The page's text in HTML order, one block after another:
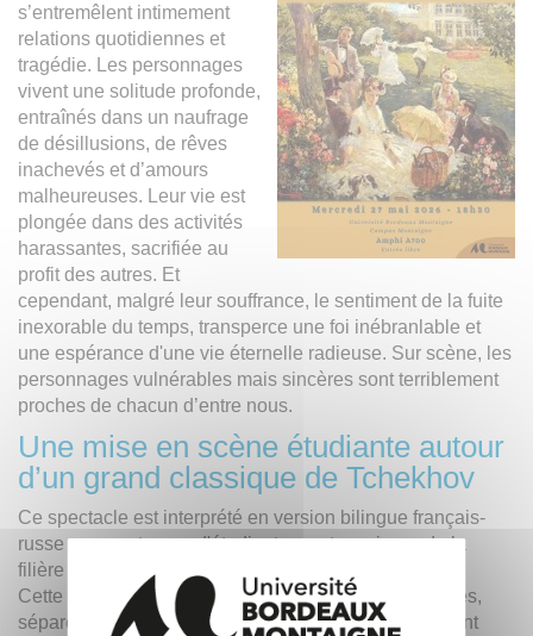
s’entremêlent intimement
relations quotidiennes et
tragédie. Les personnages
vivent une solitude profonde,
entraînés dans un naufrage
de désillusions, de rêves
inachevés et d’amours
malheureuses. Leur vie est
plongée dans des activités
harassantes, sacrifiée au
profit des autres. Et
cependant, malgré leur souffrance, le sentiment de la fuite
inexorable du temps, transperce une foi inébranlable et
une espérance d'une vie éternelle radieuse. Sur scène, les
personnages vulnérables mais sincères sont terriblement
proches de chacun d’entre nous.
Une mise en scène étudiante autour
d’un grand classique de Tchekhov
Ce spectacle est interprété en version bilingue français-
russe par une troupe d'étudiants amateurs issus de la
filière russe de l’Université Bordeaux Montaigne.
Cette pièce en quatre actes se déroule en deux parties,
séparée par un entracte musical de 15 minutes. Durant